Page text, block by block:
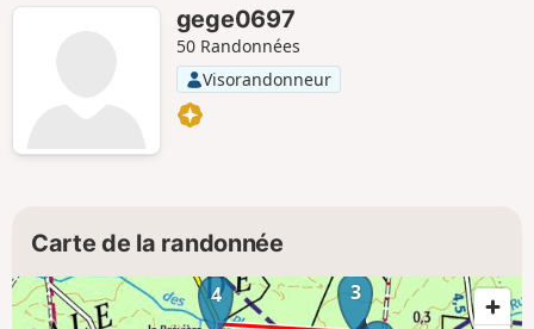
gege0697
50 Randonnées
Visorandonneur
Carte de la randonnée
3
4